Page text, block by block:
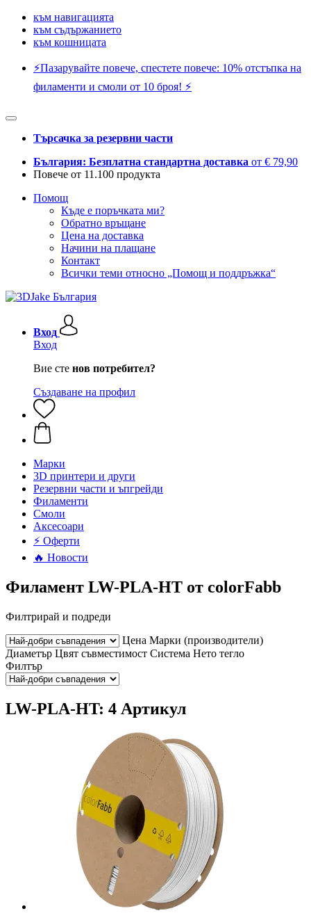
към навигацията
към съдържанието
към кошницата
⚡️Пазарувайте повече, спестете повече: 10% отстъпка на
филаменти и смоли от 10 броя! ⚡️
Търсачка за резервни части
България: Безплатна стандартна доставка от € 79,90
Повече от 11.100 продукта
Помощ
Къде е поръчката ми?
Обратно връщане
Цена на доставка
Начини на плащане
Контакт
Всички теми относно „Помощ и поддръжка“
Вход
Вход
Вие сте нов потребител?
Създаване на профил
Mарки
3D принтери и други
Резервни части и ъпгрейди
Филаменти
Смоли
Аксесоари
⚡ Оферти
🔥 Новости
Филамент LW-PLA-HT от colorFabb
Филтрирай и подреди
Цена Марки (производители)
Диаметър Цвят съвместимост Система Нето тегло
Филтър
LW-PLA-HT: 4 Артикул